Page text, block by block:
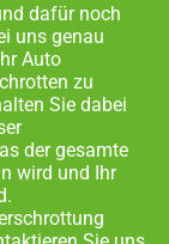
dafür noch
uns genau
Auto
zu
Sie dabei
der gesamte
wird und Ihr